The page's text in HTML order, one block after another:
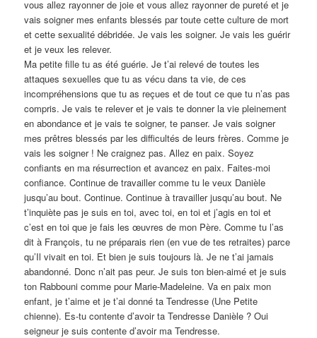
vous allez rayonner de joie et vous allez rayonner de pureté et je
vais soigner mes enfants blessés par toute cette culture de mort
et cette sexualité débridée. Je vais les soigner. Je vais les guérir
et je veux les relever.
Ma petite fille tu as été guérie. Je t’ai relevé de toutes les
attaques sexuelles que tu as vécu dans ta vie, de ces
incompréhensions que tu as reçues et de tout ce que tu n’as pas
compris. Je vais te relever et je vais te donner la vie pleinement
en abondance et je vais te soigner, te panser. Je vais soigner
mes prêtres blessés par les difficultés de leurs frères. Comme je
vais les soigner ! Ne craignez pas. Allez en paix. Soyez
confiants en ma résurrection et avancez en paix. Faites-moi
confiance. Continue de travailler comme tu le veux Danièle
jusqu’au bout. Continue. Continue à travailler jusqu’au bout. Ne
t’inquiète pas je suis en toi, avec toi, en toi et j’agis en toi et
c’est en toi que je fais les œuvres de mon Père. Comme tu l’as
dit à François, tu ne préparais rien (en vue de tes retraites) parce
qu’Il vivait en toi. Et bien je suis toujours là. Je ne t’ai jamais
abandonné. Donc n’ait pas peur. Je suis ton bien-aimé et je suis
ton Rabbouni comme pour Marie-Madeleine. Va en paix mon
enfant, je t’aime et je t’ai donné ta Tendresse (Une Petite
chienne). Es-tu contente d’avoir ta Tendresse Danièle ? Oui
seigneur je suis contente d’avoir ma Tendresse.